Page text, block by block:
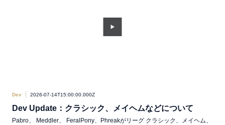
Dev 2026-07-14T15:00:00.000Z
Dev Update：クラシック、メイヘムなどについて
Pabro、 Meddler、 FeralPony、Phreakがリーグ クラシック、メイヘム、